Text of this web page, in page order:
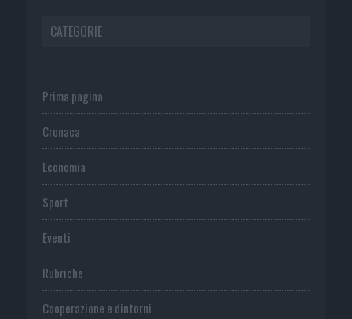
CATEGORIE
Prima pagina
Cronaca
Economia
Sport
Eventi
Rubriche
Cooperazione e dintorni